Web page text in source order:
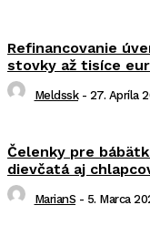
Refinancovanie
stovky až tisíce eur
Meldssk - 27. Apríla
Čelenky pre
dievčatá aj
MarianS - 5. Marca